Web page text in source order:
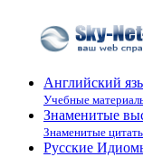
Английский
Учебные
Знаменитые
Знаменитые
Русские